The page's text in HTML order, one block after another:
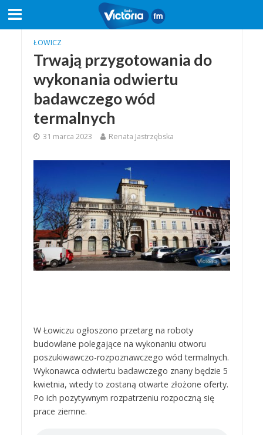
ŁOWICZ
Trwają przygotowania do
wykonania odwiertu
badawczego wód
termalnych
31 marca 2023 Renata Jastrzębska
W Łowiczu ogłoszono przetarg na roboty
budowlane polegające na wykonaniu otworu
poszukiwawczo-rozpoznawczego wód termalnych.
Wykonawca odwiertu badawczego znany będzie 5
kwietnia, wtedy to zostaną otwarte złożone oferty.
Po ich pozytywnym rozpatrzeniu rozpoczną się
prace ziemne.